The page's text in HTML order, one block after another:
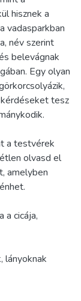
hisznek a
vadasparkban
név szerint
belevágnak
Egy olyan
tesz
a testvérek
olvasd el
amelyben
a cicája,